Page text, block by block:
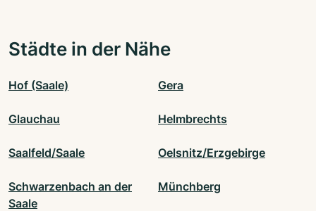
Städte in der Nähe
Hof (Saale) Gera
Glauchau Helmbrechts
Saalfeld/Saale Oelsnitz/Erzgebirge
Schwarzenbach an der
Saale
Münchberg